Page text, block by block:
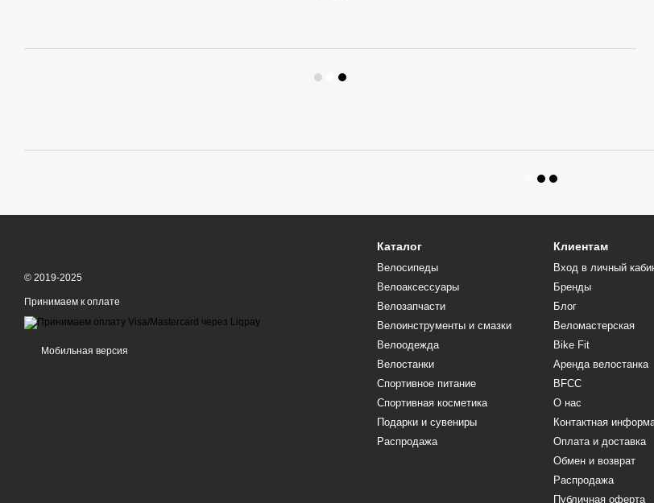
© 2019-2025
Принимаем к оплате
Мобильная версия
Каталог
Велосипеды
Велоаксессуары
Велозапчасти
Велоинструменты и смазки
Велоодежда
Велостанки
Спортивное питание
Спортивная косметика
Подарки и сувениры
Распродажа
Клиентам
Вход в личный
Бренды
Блог
Веломастерская
Bike Fit
Аренда велостанка
BFCC
О нас
Контактная
Оплата и доставка
Обмен и возврат
Распродажа
Публичная оферта